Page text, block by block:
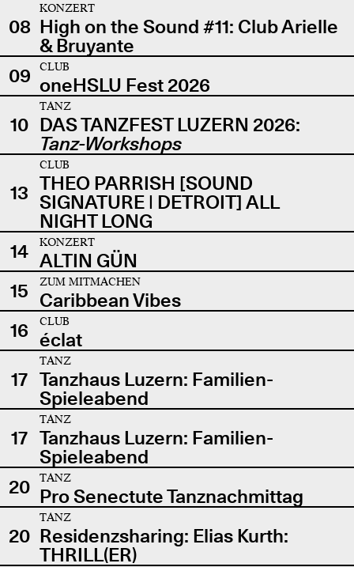
08
KONZERT
High on the Sound #11: Club Arielle
& Bruyante
09
CLUB
oneHSLU Fest 2026
10
TANZ
DAS TANZFEST LUZERN 2026:
Tanz-Workshops
13
CLUB
THEO PARRISH [SOUND
SIGNATURE | DETROIT] ALL
NIGHT LONG
14
KONZERT
ALTIN GÜN
15
ZUM MITMACHEN
Caribbean Vibes
16
CLUB
éclat
17
TANZ
Tanzhaus Luzern: Familien-
Spieleabend
17
TANZ
Tanzhaus Luzern: Familien-
Spieleabend
20
TANZ
Pro Senectute Tanznachmittag
20
TANZ
Residenzsharing: Elias Kurth:
THRILL(ER)